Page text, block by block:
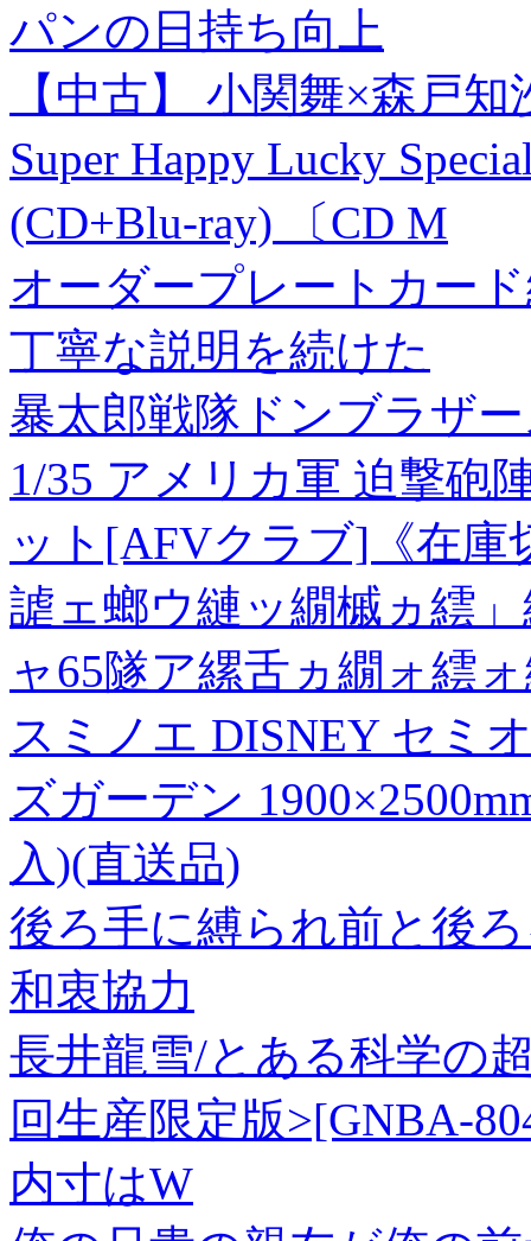
パンの日持ち向上
【中古】 小関舞×森戸
Super Happy Lucky
(CD+Blu-ray) 〔CD M
オーダープレートカー
丁寧な説明を続けた
暴太郎戦隊ドンブラザ
1/35 アメリカ軍 迫撃砲
ット[AFVクラブ]《在庫
謔ェ螂ウ縺ッ繝槭ヵ繧
ャ65隧ア縲舌ヵ繝ォ繧
スミノエ DISNEY セミ
ズガーデン
入)(直送品)
後ろ手に縛られ前と後
和衷協力
長井龍雪/とある科学の
回生産限定版>[GNBA-
内寸はW